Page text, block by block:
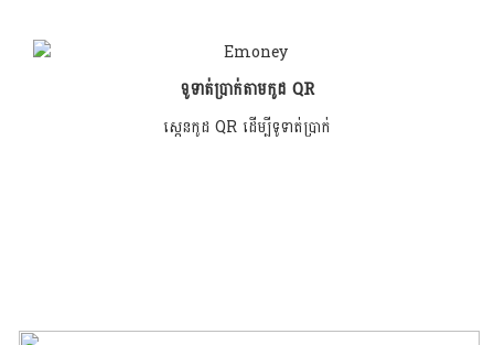
ទូទាត់ប្រាក់តាមកូដ QR
ស្កេនកូដ QR ដើម្បីទូទាត់ប្រាក់